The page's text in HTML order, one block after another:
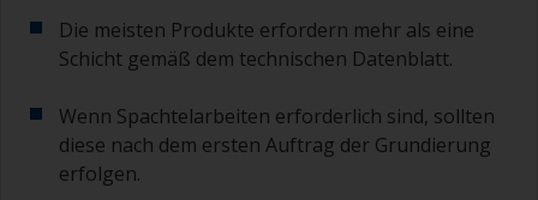
Die meisten Produkte erfordern mehr als eine
Schicht gemäß dem technischen Datenblatt.
Wenn Spachtelarbeiten erforderlich sind, sollten
diese nach dem ersten Auftrag der Grundierung
erfolgen.